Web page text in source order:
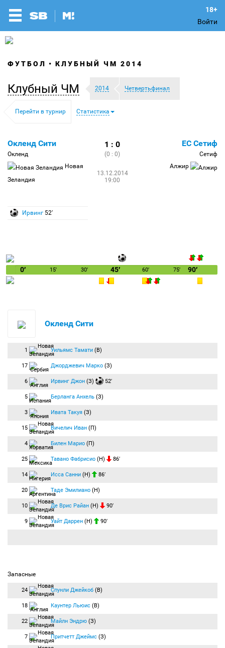
Войти
ФУТБОЛ КЛУБНЫЙ ЧМ 2014
Клубный ЧМ 2014 Четвертьфинал
Перейти в турнир Статистика
Окленд Сити
Окленд
Новая
Зеландия
1 : 0
(0 : 0)
13.12.2014
19:00
ЕС Сетиф
Сетиф
Алжир
Ирвинг 52′
0′ 15′ 30′ 45′ 60′ 75′ 90′
Окленд Сити
1 Уильямс Тамати (В)
17 Джорджевич Марко (З)
6 Ирвинг Джон (З) 52′
5 Берланга Анхель (З)
3 Ивата Такуя (З)
15 Вичелич Иван (П)
4 Билен Марио (П)
25 Тавано Фабрисио (Н) 86′
14 Исса Санни (Н) 86′
20 Таде Эмилиано (Н)
10 Де Врис Райан (Н) 90′
9 Уайт Даррен (Н) 90′
Запасные
24 Спунли Джейкоб (В)
18 Каунтер Льюис (В)
22 Майлн Эндрю (З)
7 Притчетт Джеймс (З)